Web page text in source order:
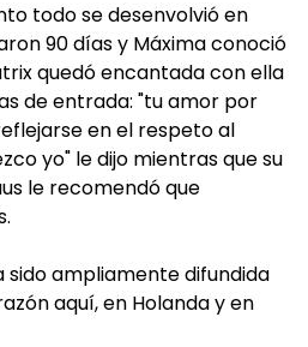
todo se desenvolvió en
90 días y Máxima conoció
quedó encantada con ella
de entrada: "tu amor por
en el respeto al
yo" le dijo mientras que su
le recomendó que
sido ampliamente difundida
aquí, en Holanda y en